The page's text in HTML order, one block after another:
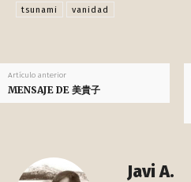
tsunami
vanidad
Artículo anterior
MENSAJE DE 美貴子
Javi A.